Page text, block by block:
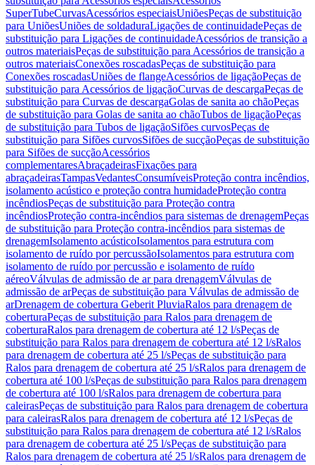
SuperTubeCurvasAcessórios especiaisUniõesPeças de substituição
para UniõesUniões de soldaduraLigações de continuidadePeças de
substituição para Ligações de continuidadeAcessórios de transição a
outros materiaisPeças de substituição para Acessórios de transição a
outros materiaisConexões roscadasPeças de substituição para
Conexões roscadasUniões de flangeAcessórios de ligaçãoPeças de
substituição para Acessórios de ligaçãoCurvas de descargaPeças de
substituição para Curvas de descargaGolas de sanita ao chãoPeças
de substituição para Golas de sanita ao chãoTubos de ligaçãoPeças
de substituição para Tubos de ligaçãoSifões curvosPeças de
substituição para Sifões curvosSifões de sucçãoPeças de substituição
para Sifões de sucçãoAcessórios
complementaresAbraçadeirasFixações para
abraçadeirasTampasVedantesConsumíveisProteção contra incêndios,
isolamento acústico e proteção contra humidadeProteção contra
incêndiosPeças de substituição para Proteção contra
incêndiosProteção contra-incêndios para sistemas de drenagemPeças
de substituição para Proteção contra-incêndios para sistemas de
drenagemIsolamento acústicoIsolamentos para estrutura com
isolamento de ruído por percussãoIsolamentos para estrutura com
isolamento de ruído por percussão e isolamento de ruído
aéreoVálvulas de admissão de ar para drenagemVálvulas de
admissão de arPeças de substituição para Válvulas de admissão de
arDrenagem de cobertura Geberit PluviaRalos para drenagem de
coberturaPeças de substituição para Ralos para drenagem de
coberturaRalos para drenagem de cobertura até 12 l/sPeças de
substituição para Ralos para drenagem de cobertura até 12 l/sRalos
para drenagem de cobertura até 25 l/sPeças de substituição para
Ralos para drenagem de cobertura até 25 l/sRalos para drenagem de
cobertura até 100 l/sPeças de substituição para Ralos para drenagem
de cobertura até 100 l/sRalos para drenagem de cobertura para
caleirasPeças de substituição para Ralos para drenagem de cobertura
para caleirasRalos para drenagem de cobertura até 12 l/sPeças de
substituição para Ralos para drenagem de cobertura até 12 l/sRalos
para drenagem de cobertura até 25 l/sPeças de substituição para
Ralos para drenagem de cobertura até 25 l/sRalos para drenagem de